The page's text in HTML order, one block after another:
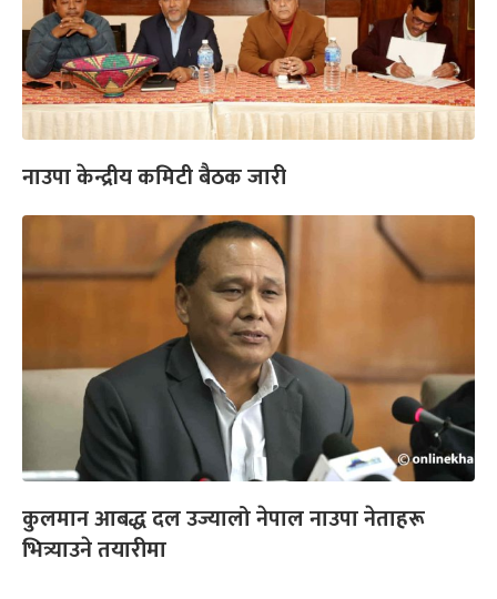
नाउपा केन्द्रीय कमिटी बैठक जारी
कुलमान आबद्ध दल उज्यालो नेपाल नाउपा नेताहरू
भित्र्याउने तयारीमा